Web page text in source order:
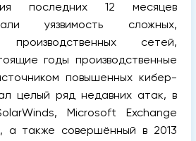
последних 12 месяцев
уязвимость сложных,
производственных сетей,
годы производственные
повышенных кибер-
целый ряд недавних атак, в
Microsoft Exchange
, а также совершённый в 2013